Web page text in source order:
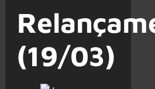
(19/03)